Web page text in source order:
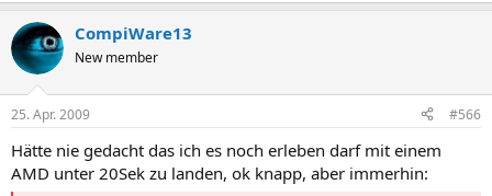
CompiWare13
New member
25. Apr. 2009 #566
Hätte nie gedacht das ich es noch erleben darf mit einem
AMD unter 20Sek zu landen, ok knapp, aber immerhin: